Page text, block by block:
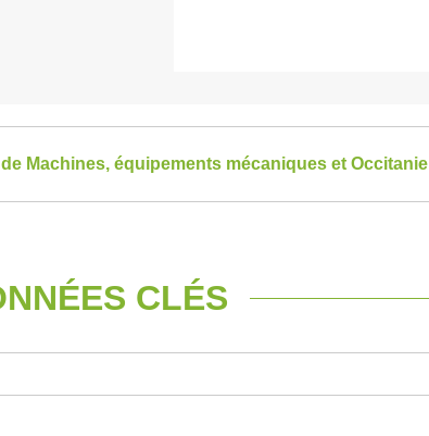
Machines, équipements mécaniques et Occitanie
CLÉS